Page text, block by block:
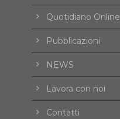
Quotidiano Online
Pubblicazioni
NEWS
Lavora con noi
Contatti